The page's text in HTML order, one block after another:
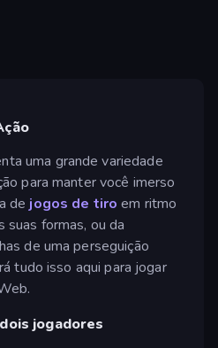
uma grande variedade
para manter você imerso
de jogos de tiro em ritmo
suas formas, ou da
de uma perseguição
tudo isso aqui para jogar
jogadores